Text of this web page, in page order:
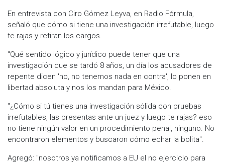
En entrevista con Ciro Gómez Leyva, en Radio Fórmula,
señaló que cómo si tiene una investigación irrefutable, luego
te rajas y retiran los cargos.
"Qué sentido lógico y jurídico puede tener que una
investigación que se tardó 8 años, un día los acusadores de
repente dicen 'no, no tenemos nada en contra', lo ponen en
libertad absoluta y nos los mandan para México.
"¿Cómo si tú tienes una investigación sólida con pruebas
irrefutables, las presentas ante un juez y luego te rajas? eso
no tiene ningún valor en un procedimiento penal, ninguno. No
encontraron elementos y buscaron cómo echar la bolita".
Agregó: "nosotros ya notificamos a EU el no ejercicio para